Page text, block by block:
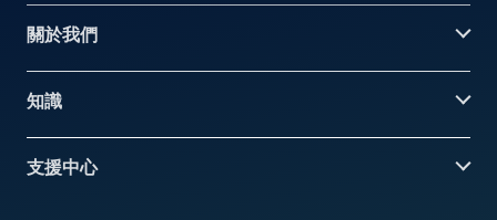
關於我們
知識
支援中心